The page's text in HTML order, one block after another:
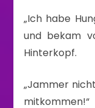
„Ich habe
und bekam
Hinterkopf.
„Jammer
mitkommen!“